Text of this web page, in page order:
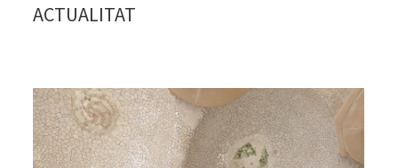
ACTUALITAT